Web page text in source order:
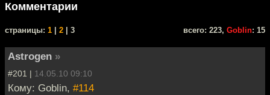
Комментарии
cтраницы: 1 2 | 3 всего: 223, Goblin: 15
Astrogen »
#201 | 14.05.10 09:10
Кому: Goblin, #114